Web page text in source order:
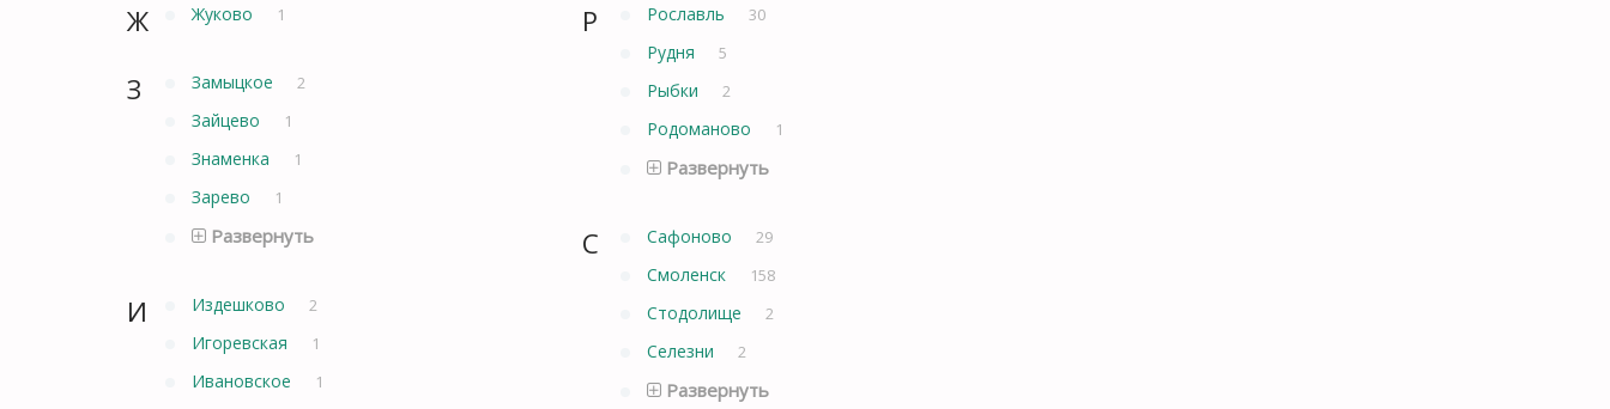
Ж Жуково 1
З Замыцкое 2
Зайцево 1
Знаменка 1
Зарево 1
Развернуть
И Издешково 2
Игоревская 1
Ивановское 1
Р Рославль 30
Рудня 5
Рыбки 2
Родоманово 1
Развернуть
С Сафоново 29
Смоленск 158
Стодолище 2
Селезни 2
Развернуть